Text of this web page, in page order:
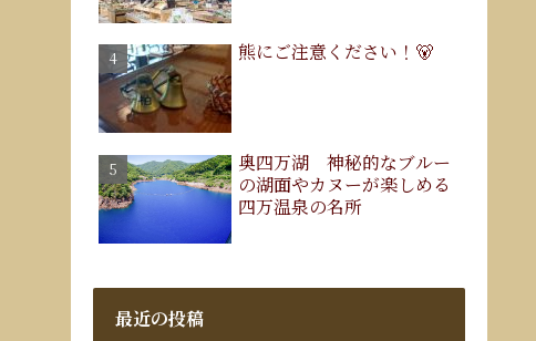
熊にご注意ください！🐻
奥四万湖 神秘的なブルー
の湖面やカヌーが楽しめる
四万温泉の名所
最近の投稿